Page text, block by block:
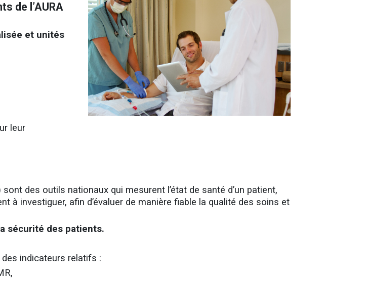
de l’AURA
et unités
leur
des outils nationaux qui mesurent l’état de santé d’un patient,
à investiguer, afin d’évaluer de manière fiable la qualité des soins et
sécurité des patients.
des indicateurs relatifs :